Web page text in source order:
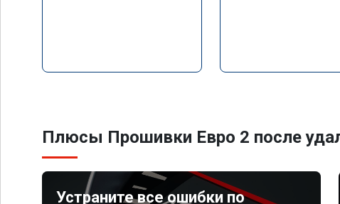
Плюсы Прошивки Евро 2 после
Устраните все ошибки по